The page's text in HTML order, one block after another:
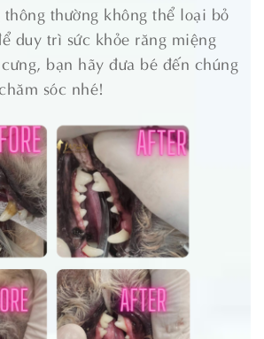
thường không thể loại bỏ
duy trì sức khỏe răng miệng
bạn hãy đưa bé đến chúng
sóc nhé!